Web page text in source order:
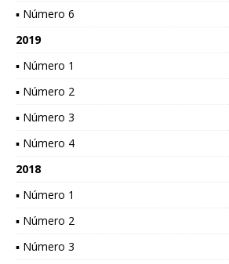
▪ Número 6
2019
▪ Número 1
▪ Número 2
▪ Número 3
▪ Número 4
2018
▪ Número 1
▪ Número 2
▪ Número 3